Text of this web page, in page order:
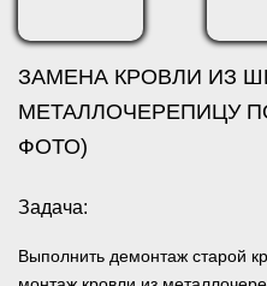
ЗАМЕНА КРОВЛИ ИЗ
МЕТАЛЛОЧЕРЕПИЦУ
ФОТО)
Задача:
Выполнить демонтаж старой